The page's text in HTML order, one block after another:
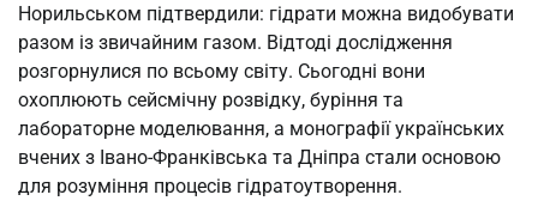
Норильськом підтвердили: гідрати можна видобувати
разом із звичайним газом. Відтоді дослідження
розгорнулися по всьому світу. Сьогодні вони
охоплюють сейсмічну розвідку, буріння та
лабораторне моделювання, а монографії українських
вчених з Івано-Франківська та Дніпра стали основою
для розуміння процесів гідратоутворення.